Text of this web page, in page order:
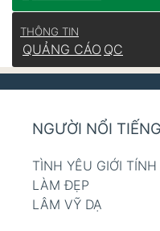
THÔNG TIN
QUẢNG CÁO QC
NGƯỜI NỔI TIẾNG
TÌNH YÊU GIỚI TÍNH
LÀM ĐẸP
LÂM VỸ DẠ